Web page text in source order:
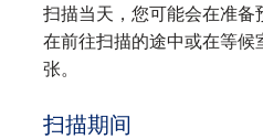
扫描当天，您可能会在准备
在前往扫描的途中或在等候
张。
扫描期间